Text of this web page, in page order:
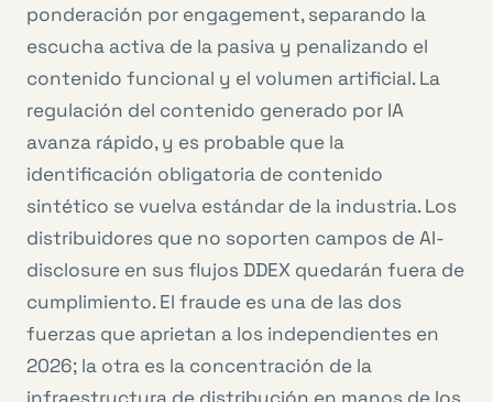
ponderación por engagement, separando la
escucha activa de la pasiva y penalizando el
contenido funcional y el volumen artificial. La
regulación del contenido generado por IA
avanza rápido, y es probable que la
identificación obligatoria de contenido
sintético se vuelva estándar de la industria. Los
distribuidores que no soporten campos de AI-
disclosure en sus flujos DDEX quedarán fuera de
cumplimiento. El fraude es una de las dos
fuerzas que aprietan a los independientes en
2026; la otra es la concentración de la